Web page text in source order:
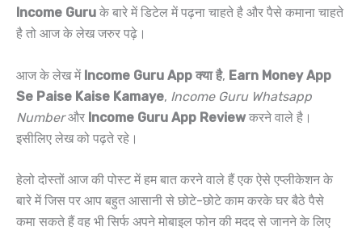
Income Guru के बारे में डिटेल में पढ़ना चाहते है और पैसे कमाना चाहते
है तो आज के लेख जरुर पढ़े।
आज के लेख में Income Guru App क्या है, Earn Money App
Se Paise Kaise Kamaye, Income Guru Whatsapp
Numberऔर Income Guru App Review करने वाले है।
इसीलिए लेख को पढ़ते रहे।
हेलो दोस्तों आज की पोस्ट में हम बात करने वाले हैं एक ऐसे एप्लीकेशन के
बारे में जिस पर आप बहुत आसानी से छोटे-छोटे काम करके घर बैठे पैसे
कमा सकते हैं वह भी सिर्फ अपने मोबाइल फोन की मदद से जानने के लिए